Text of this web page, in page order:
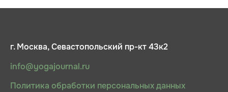
г. Москва, Севастопольский пр-кт 43к2
info@yogajournal.ru
Политика обработки персональных данных